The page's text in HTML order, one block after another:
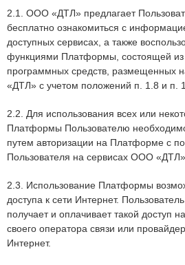
2.1. ООО «ДТЛ» предлагает
бесплатно ознакомиться с
доступных сервисах, а также
функциями Платформы, состоящей из
программных средств, размещенных
«ДТЛ» с учетом положений п. 1.8 и п.
2.2. Для использования всех или
Платформы Пользователю необходимо
путем авторизации на Платформе с
Пользователя на сервисах ООО «ДТЛ».
2.3. Использование Платформы
доступа к сети Интернет.
получает и оплачивает такой доступ
своего оператора связи или
Интернет.